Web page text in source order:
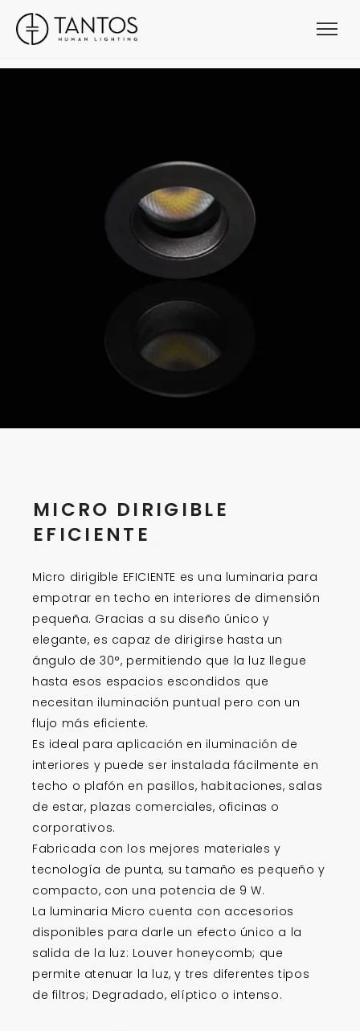
MICRO DIRIGIBLE
EFICIENTE
Micro dirigible EFICIENTE es una luminaria para
empotrar en techo en interiores de dimensión
pequeña. Gracias a su diseño único y
elegante, es capaz de dirigirse hasta un
ángulo de 30°, permitiendo que la luz llegue
hasta esos espacios escondidos que
necesitan iluminación puntual pero con un
flujo más eficiente.
Es ideal para aplicación en iluminación de
interiores y puede ser instalada fácilmente en
techo o plafón en pasillos, habitaciones, salas
de estar, plazas comerciales, oficinas o
corporativos.
Fabricada con los mejores materiales y
tecnología de punta, su tamaño es pequeño y
compacto, con una potencia de 9 W.
La luminaria Micro cuenta con accesorios
disponibles para darle un efecto único a la
salida de la luz: Louver honeycomb; que
permite atenuar la luz, y tres diferentes tipos
de filtros; Degradado, elíptico o intenso.